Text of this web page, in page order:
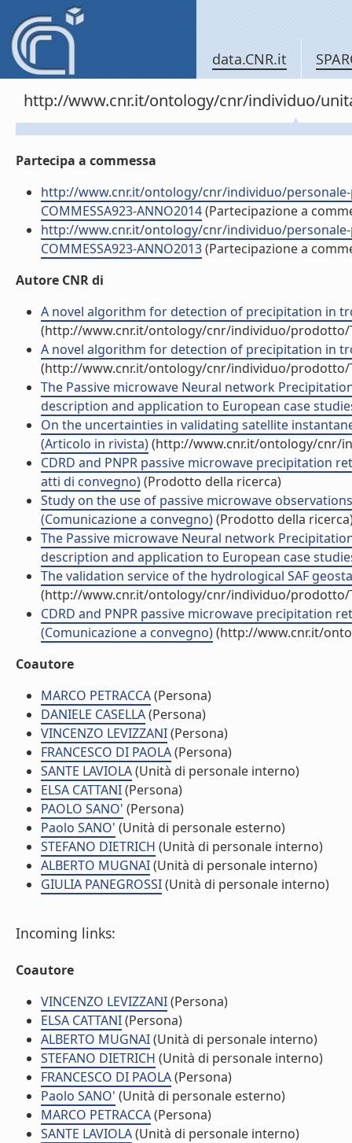
data.CNR.it
http://www.cnr.it/ontology/cnr/individuo/
Partecipa a commessa
http://www.cnr.it/ontology/cnr/individuo/
COMMESSA923-ANNO2014(Partecipazione a
http://www.cnr.it/ontology/cnr/individuo/
COMMESSA923-ANNO2013(Partecipazione a
Autore CNR di
A novel algorithm for detection of precipitation in
(http://www.cnr.it/ontology/cnr/individuo/prodotto/
A novel algorithm for detection of precipitation in
(http://www.cnr.it/ontology/cnr/individuo/prodotto/
The Passive microwave Neural network
description and application to European case
On the uncertainties in validating satellite
(Articolo in rivista)(http://www.cnr.it/ontology/cnr/
CDRD and PNPR passive microwave precipitation
atti di convegno)(Prodotto della ricerca)
Study on the use of passive microwave
(Comunicazione a convegno)(Prodotto della
The Passive microwave Neural network
description and application to European case
The validation service of the hydrological SAF
(http://www.cnr.it/ontology/cnr/individuo/prodotto/
CDRD and PNPR passive microwave precipitation
(Comunicazione a convegno)(http://www.cnr.it/
Coautore
MARCO PETRACCA(Persona)
DANIELE CASELLA(Persona)
VINCENZO LEVIZZANI(Persona)
FRANCESCO DI PAOLA(Persona)
SANTE LAVIOLA(Unità di personale interno)
ELSA CATTANI(Persona)
PAOLO SANO' (Persona)
Paolo SANO' (Unità di personale esterno)
STEFANO DIETRICH (Unità di personale interno)
ALBERTO MUGNAI(Unità di personale interno)
GIULIA PANEGROSSI(Unità di personale interno)
Incoming links:
Coautore
VINCENZO LEVIZZANI(Persona)
ELSA CATTANI(Persona)
ALBERTO MUGNAI(Unità di personale interno)
STEFANO DIETRICH (Unità di personale interno)
FRANCESCO DI PAOLA(Persona)
Paolo SANO' (Unità di personale esterno)
MARCO PETRACCA(Persona)
SANTE LAVIOLA(Unità di personale interno)